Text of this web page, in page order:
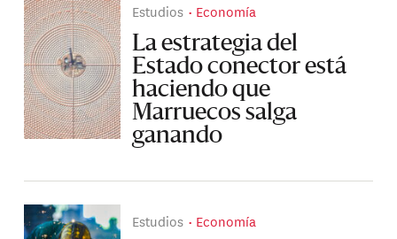
Estudios Economía
La estrategia del
Estado conector está
haciendo que
Marruecos salga
ganando
Estudios Economía